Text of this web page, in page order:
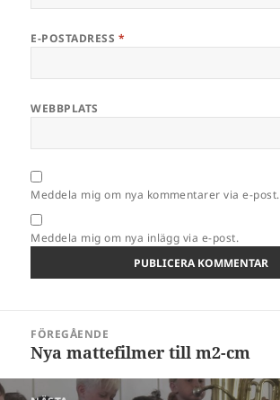
E-POSTADRESS *
WEBBPLATS
Meddela mig om nya kommentarer via e-post.
Meddela mig om nya inlägg via e-post.
FÖREGÅENDE
Föregående
Nya mattefilmer till m2-cm